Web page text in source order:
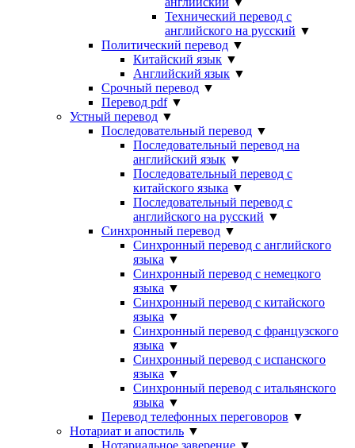
Технический перевод с
английского на русский ▼
Политический перевод ▼
Китайский язык ▼
Английский язык ▼
Срочный перевод ▼
Перевод pdf▼
Устный перевод ▼
Последовательный перевод ▼
Последовательный перевод на
английский язык ▼
Последовательный перевод с
китайского языка ▼
Последовательный перевод с
английского на русский ▼
Синхронный перевод ▼
Синхронный перевод с английского
языка ▼
Синхронный перевод с немецкого
языка ▼
Синхронный перевод с китайского
языка ▼
Синхронный перевод с французского
языка ▼
Синхронный перевод с испанского
языка ▼
Синхронный перевод с итальянского
языка ▼
Перевод телефонных переговоров ▼
Нотариат и апостиль ▼
Нотариальное заверение ▼